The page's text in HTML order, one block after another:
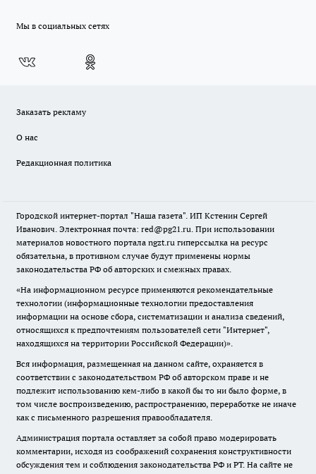
Мы в социальных сетях
Заказать рекламу
О нас
Редакционная политика
Городской интернет-портал "Наша газета". ИП Кстенин Сергей
Иванович. Электронная почта: red@pg21.ru. При использовании
материалов новостного портала ngzt.ru гиперссылка на ресурс
обязательна, в противном случае будут применены нормы
законодательства РФ об авторских и смежных правах.
«На информационном ресурсе применяются рекомендательные
технологии (информационные технологии предоставления
информации на основе сбора, систематизации и анализа сведений,
относящихся к предпочтениям пользователей сети "Интернет",
находящихся на территории Российской Федерации)».
Вся информация, размещенная на данном сайте, охраняется в
соответствии с законодательством РФ об авторском праве и не
подлежит использованию кем-либо в какой бы то ни было форме, в
том числе воспроизведению, распространению, переработке не иначе
как с письменного разрешения правообладателя.
Администрация портала оставляет за собой право модерировать
комментарии, исходя из соображений сохранения конструктивности
обсуждения тем и соблюдения законодательства РФ и РТ. На сайте не